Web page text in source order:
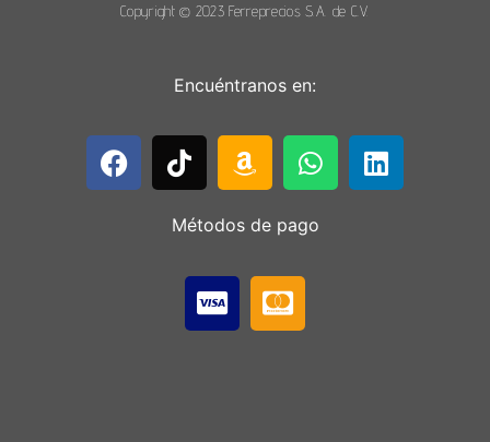
Copyright © 2023 Ferreprecios S.A. de C.V.
Encuéntranos en:
Métodos de pago